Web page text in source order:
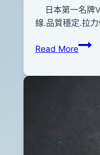
bc
pro-
2012
年
月
日
日本第一名牌
線.品質穩定.拉
Read More